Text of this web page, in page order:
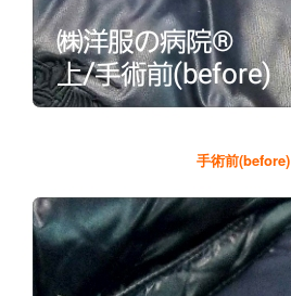
手術前(before)